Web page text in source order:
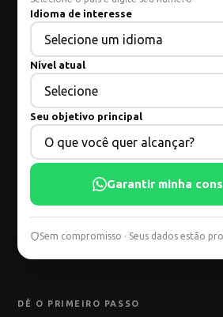
DÊ O PRIMEIRO PASSO
Idioma de interesse
Nível atual
Seu objetivo principal
Garantir minha
Sem compromisso · Seus dados estão